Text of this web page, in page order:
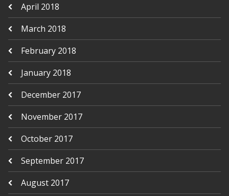
April 2018
March 2018
February 2018
January 2018
December 2017
November 2017
October 2017
September 2017
August 2017